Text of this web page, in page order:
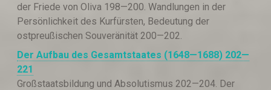
der Friede von Oliva 198—200. Wandlungen in der
Persönlichkeit des Kurfürsten, Bedeutung der
ostpreußischen Souveränität 200—202.
Der Aufbau des Gesamtstaates (1648—1688) 202—
221
Großstaatsbildung und Absolutismus 202—204. Der